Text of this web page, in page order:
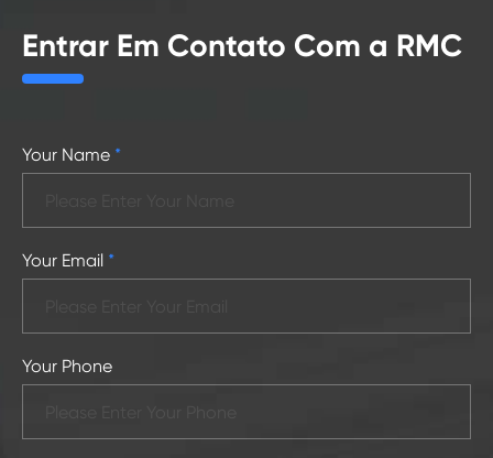
Entrar Em Contato Com a RMC
Your Name *
Your Email *
Your Phone